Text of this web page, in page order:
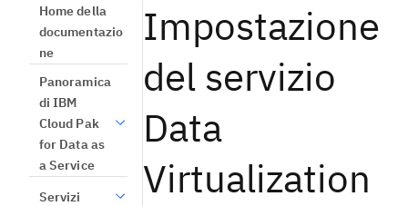
Home della
documentazio
ne
Panoramica
di IBM
Cloud Pak
for Data as
a Service
Servizi
Impostazione
del servizio
Data
Virtualization